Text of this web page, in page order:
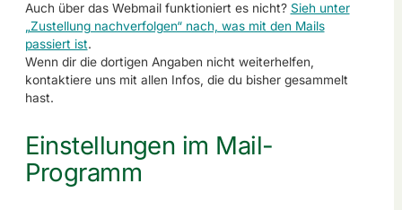
Auch über das Webmail funktioniert es nicht? Sieh unter
„Zustellung nachverfolgen“ nach, was mit den Mails
passiert ist.
Wenn dir die dortigen Angaben nicht weiterhelfen,
kontaktiere uns mit allen Infos, die du bisher gesammelt
hast.
Einstellungen im Mail-
Programm